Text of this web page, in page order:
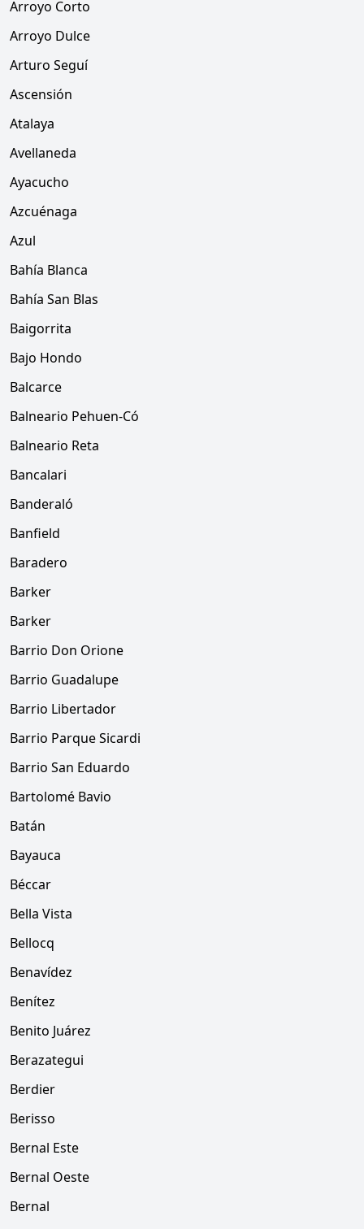
Arroyo Corto
Arroyo Dulce
Arturo Seguí
Ascensión
Atalaya
Avellaneda
Ayacucho
Azcuénaga
Azul
Bahía Blanca
Bahía San Blas
Baigorrita
Bajo Hondo
Balcarce
Balneario Pehuen-Có
Balneario Reta
Bancalari
Banderaló
Banfield
Baradero
Barker
Barker
Barrio Don Orione
Barrio Guadalupe
Barrio Libertador
Barrio Parque Sicardi
Barrio San Eduardo
Bartolomé Bavio
Batán
Bayauca
Béccar
Bella Vista
Bellocq
Benavídez
Benítez
Benito Juárez
Berazategui
Berdier
Berisso
Bernal Este
Bernal Oeste
Bernal